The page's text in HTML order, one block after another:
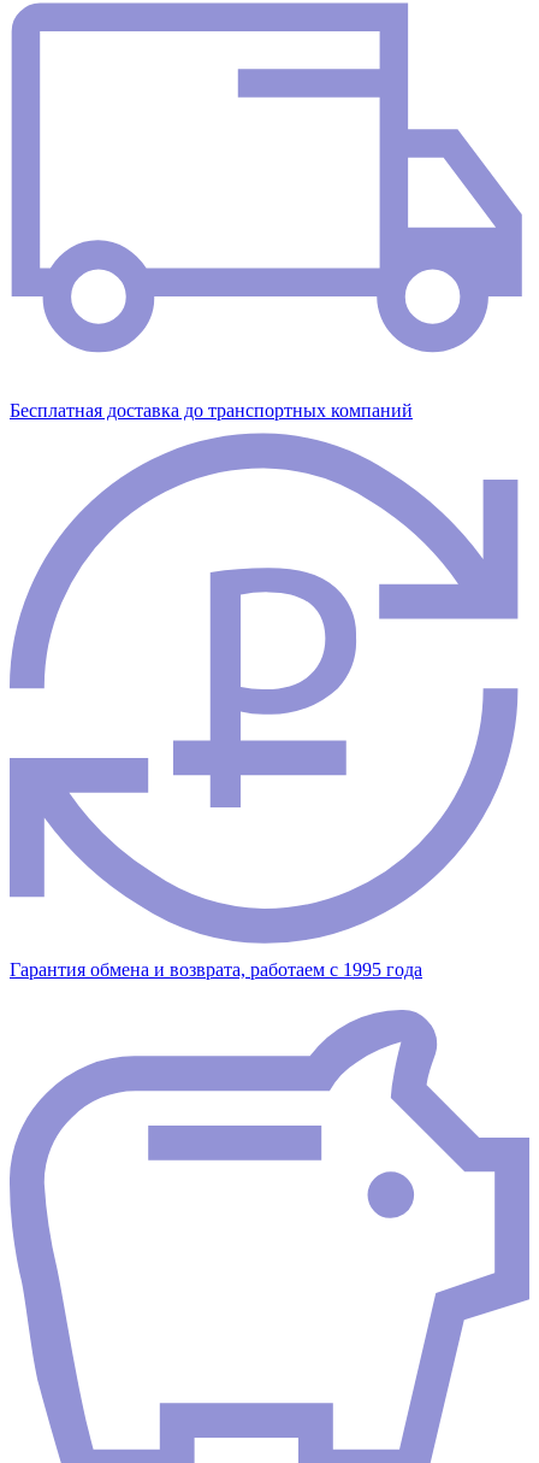
Бесплатная доставка до транспортных компаний
Гарантия обмена и возврата, работаем с 1995 года